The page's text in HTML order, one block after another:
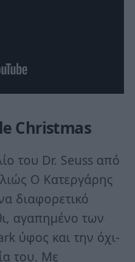
Christmas
του Dr. Seuss από
Ο Κατεργάρης
διαφορετικό
αγαπημένο των
ύφος και την όχι-
του. Με